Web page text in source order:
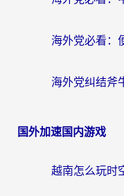
国外加速国内游戏